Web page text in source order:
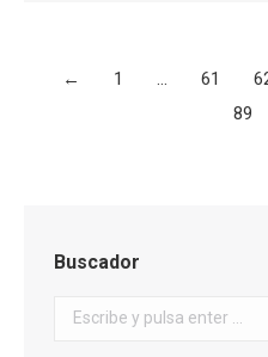
← 1 61
89
Buscador
Buscar: